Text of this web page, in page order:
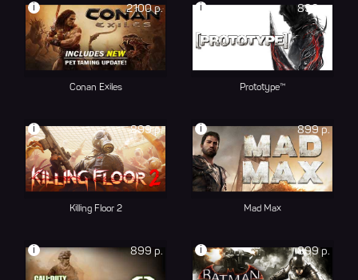
2100 р.
i
Conan Exiles
899 р.
i
Prototype™
899 р.
i
Killing Floor 2
899 р.
i
Mad Max
899 р.
i 899 р.
i